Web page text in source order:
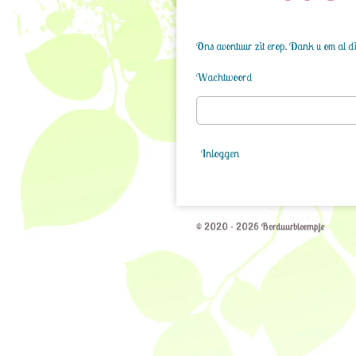
Ons avontuur zit erop. Dank u om al
Wachtwoord
Inloggen
© 2020 - 2026 Borduurbloempje